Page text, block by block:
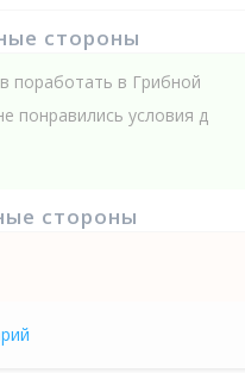
стороны
поработать в Грибной
понравились условия д
стороны